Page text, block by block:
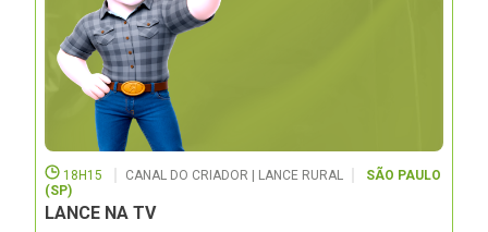
18H15 CANAL DO CRIADOR | LANCE RURAL
SÃO PAULO
(SP)
LANCE NA TV